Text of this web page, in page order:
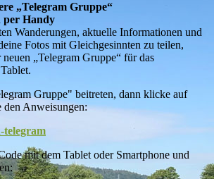
„Telegram Gruppe“
per Handy
Wanderungen, aktuelle Informationen und
Fotos mit Gleichgesinnten zu teilen,
„Telegram Gruppe“ für das
Gruppe" beitreten, dann klicke auf
Anweisungen:
telegram
mit dem Tablet oder Smartphone und